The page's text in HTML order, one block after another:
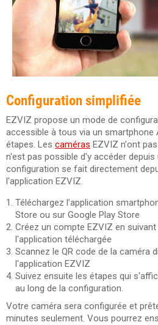
Configuration simplifiée
EZVIZ propose un mode de
accessible à tous via un smartphone
étapes. Les caméras EZVIZ n'ont
n'est pas possible d'y accéder
configuration se fait directement
l'application EZVIZ.
Téléchargez l’application
Store ou sur Google Play Store
Créez un compte EZVIZ en
l'application téléchargée
Scannez le QR code de la caméra
l'application EZVIZ
Suivez ensuite les étapes qui
au long de la configuration.
Votre caméra sera configurée et
minutes seulement. Vous pourrez